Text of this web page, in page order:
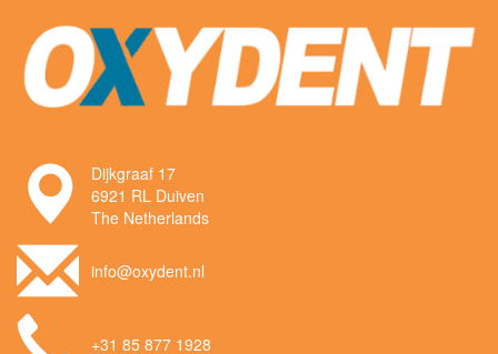
Dijkgraaf 17
6921 RL Duiven
The Netherlands
info@oxydent.nl
+31 85 877 1928